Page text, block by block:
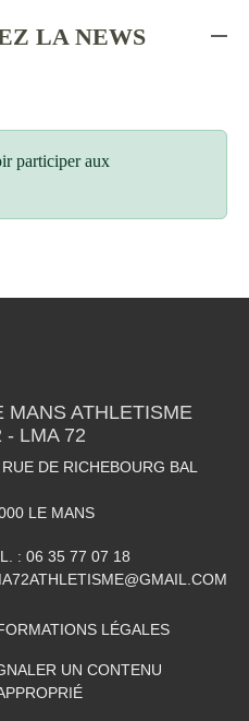
LA NEWS
participer aux
MANS ATHLETISME
- LMA 72
DE RICHEBOURG BAL
LE MANS
: 06 35 77 07 18
LÉGALES
UN CONTENU